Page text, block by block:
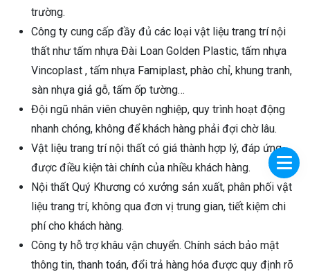
trường.
Công ty cung cấp đầy đủ các loại vật liệu trang trí nội
thất như tấm nhựa Đài Loan Golden Plastic, tấm nhựa
Vincoplast , tấm nhựa Famiplast, phào chỉ, khung tranh,
sàn nhựa giả gỗ, tấm ốp tường…
Đội ngũ nhân viên chuyên nghiệp, quy trình hoạt động
nhanh chóng, không để khách hàng phải đợi chờ lâu.
Vật liệu trang trí nội thất có giá thành hợp lý, đáp ứng
được điều kiện tài chính của nhiều khách hàng.
Nội thất Quý Khương có xưởng sản xuất, phân phối vật
liệu trang trí, không qua đơn vị trung gian, tiết kiệm chi
phí cho khách hàng.
Công ty hỗ trợ khâu vận chuyển. Chính sách bảo mật
thông tin, thanh toán, đổi trả hàng hóa được quy định rõ